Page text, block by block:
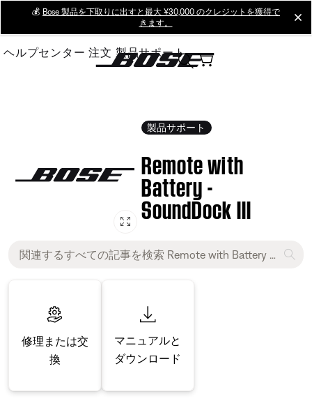
Main
💰 Bose 製品を下取りに出すと最大 ¥30,000 のクレジットを獲得で
きます。
ヘルプセンター 注文 製品サポート
製品サポート
Remote with
Battery -
SoundDock III
修理または交
換
マニュアルと
ダウンロード